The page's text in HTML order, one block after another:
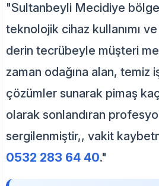
"Sultanbeyli Mecidiye
teknolojik cihaz kullanımı
derin tecrübeyle müşteri
zaman odağına alan, temiz
çözümler sunarak pimaş
olarak sonlandıran
sergilenmiştir,, vakit
0532 283 64 40."